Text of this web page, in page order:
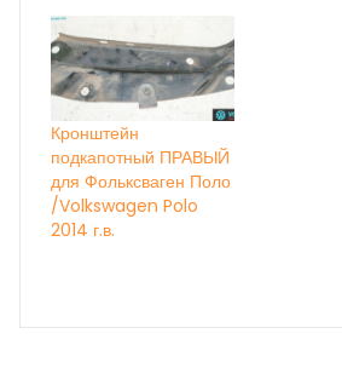
Кронштейн
подкапотный ПРАВЫЙ
для Фольксваген Поло
/Volkswagen Polo
2014 г.в.